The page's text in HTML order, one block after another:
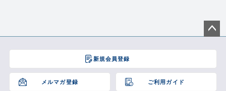
新規会員登録
メルマガ登録 ご利用ガイド
ジト
へ